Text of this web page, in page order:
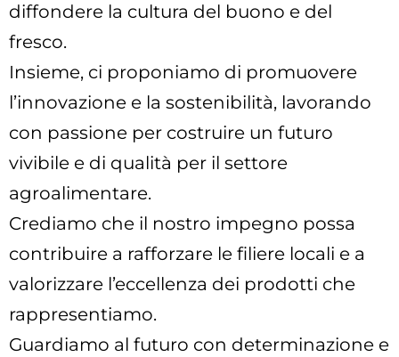
diffondere la cultura del buono e del
fresco.
Insieme, ci proponiamo di promuovere
l’innovazione e la sostenibilità, lavorando
con passione per costruire un futuro
vivibile e di qualità per il settore
agroalimentare.
Crediamo che il nostro impegno possa
contribuire a rafforzare le filiere locali e a
valorizzare l’eccellenza dei prodotti che
rappresentiamo.
Guardiamo al futuro con determinazione e